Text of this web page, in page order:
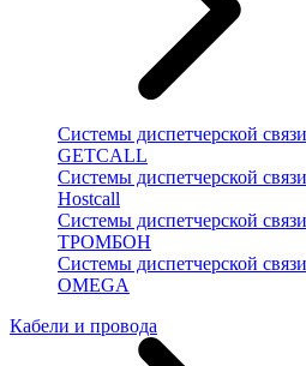
Системы диспетчерской
GETCALL
Системы диспетчерской
Hostcall
Системы диспетчерской
ТРОМБОН
Системы диспетчерской
OMEGA
Кабели и провода